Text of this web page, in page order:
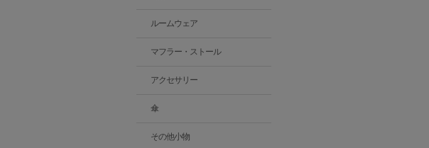
ルームウェア
マフラー・ストール
アクセサリー
傘
その他小物